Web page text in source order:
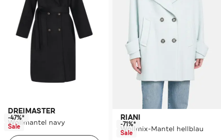
DREIMASTER
Wollmantel navy
-47%*
Sale
RIANI
Wollmix-Mantel hellblau
-71%*
Sale